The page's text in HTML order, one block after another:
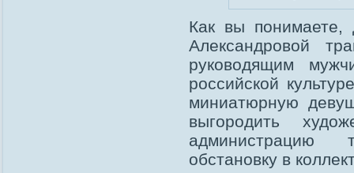
Как вы
Александровой
руководящим
российской
миниатюрную
выгородить
администрацию
обстановку в